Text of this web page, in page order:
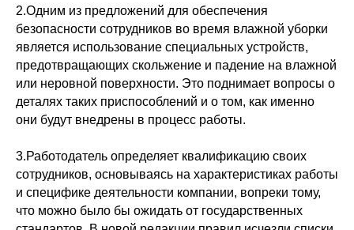
2.Одним из предложений для обеспечения
безопасности сотрудников во время влажной уборки
является использование специальных устройств,
предотвращающих скольжение и падение на влажной
или неровной поверхности. Это поднимает вопросы о
деталях таких приспособлений и о том, как именно
они будут внедрены в процесс работы.
3.Работодатель определяет квалификацию своих
сотрудников, основываясь на характеристиках работы
и специфике деятельности компании, вопреки тому,
что можно было бы ожидать от государственных